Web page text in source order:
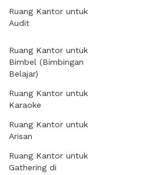
Ruang Kantor untuk
Audit
Ruang Kantor untuk
Bimbel (Bimbingan
Belajar)
Ruang Kantor untuk
Karaoke
Ruang Kantor untuk
Arisan
Ruang Kantor untuk
Gathering di